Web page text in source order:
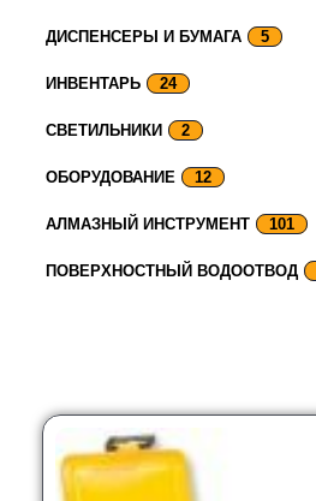
ДИСПЕНСЕРЫ И БУМАГА 5
ИНВЕНТАРЬ 24
СВЕТИЛЬНИКИ 2
ОБОРУДОВАНИЕ 12
АЛМАЗНЫЙ ИНСТРУМЕНТ 101
ПОВЕРХНОСТНЫЙ ВОДООТВОД